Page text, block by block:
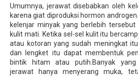
Umumnya, jerawat disebabkan oleh
karena giat diproduksi hormon
kelenjar minyak yang berlebih tersebut
kulit mati. Ketika sel-sel kulit itu
atau kotoran yang sudah meningkat
dan lengket itu dapat membentuk
bintik hitam atau putih.Banyak yang
jerawat hanya menyerang muka,